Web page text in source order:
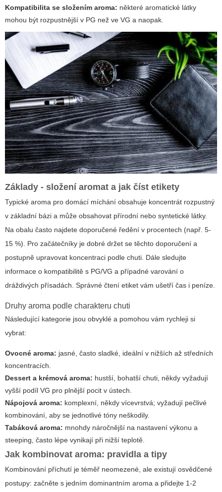
Kompatibilita se složením aroma: některé aromatické látky
mohou být rozpustnější v PG než ve VG a naopak.
Základy - složení aromat a jak číst etikety
Typické aroma pro domácí míchání obsahuje koncentrát rozpustný
v základní bázi a může obsahovat přírodní nebo syntetické látky.
Na obalu často najdete doporučené ředění v procentech (např. 5-
15 %). Pro začátečníky je dobré držet se těchto doporučení a
postupně upravovat koncentraci podle chuti. Dále sledujte
informace o kompatibilitě s PG/VG a případné varování o
dráždivých přísadách. Správné čtení etiket vám ušetří čas i peníze.
Druhy aroma podle charakteru chuti
Následující kategorie jsou obvyklé a pomohou vám rychleji si
vybrat:
Ovocné aroma: jasné, často sladké, ideální v nižších až středních
koncentracích.
Dessert a krémová aroma: hustší, bohatší chuti, někdy vyžadují
vyšší podíl VG pro plnější pocit v ústech.
Nápojová aroma: komplexní, někdy vícevrstvá; vyžadují pečlivé
kombinování, aby se jednotlivé tóny neškodily.
Tabáková aroma: mnohdy náročnější na nastavení výkonu a
steeping, často lépe vynikají při nižší teplotě.
Jak kombinovat aroma: pravidla a tipy
Kombinování příchutí je téměř neomezené, ale existují osvědčené
postupy: začněte s jedním dominantním aroma a přidejte 1-2